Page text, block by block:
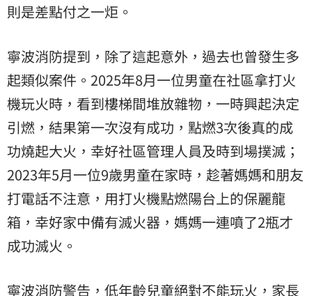
則是差點付之一炬。
寧波消防提到，除了這起意外，過去也曾發生多
起類似案件。2025年8月一位男童在社區拿打火
機玩火時，看到樓梯間堆放雜物，一時興起決定
引燃，結果第一次沒有成功，點燃3次後真的成
功燒起大火，幸好社區管理人員及時到場撲滅；
2023年5月一位9歲男童在家時，趁著媽媽和朋友
打電話不注意，用打火機點燃陽台上的保麗龍
箱，幸好家中備有滅火器，媽媽一連噴了2瓶才
成功滅火。
寧波消防警告，低年齡兒童絕對不能玩火，家長